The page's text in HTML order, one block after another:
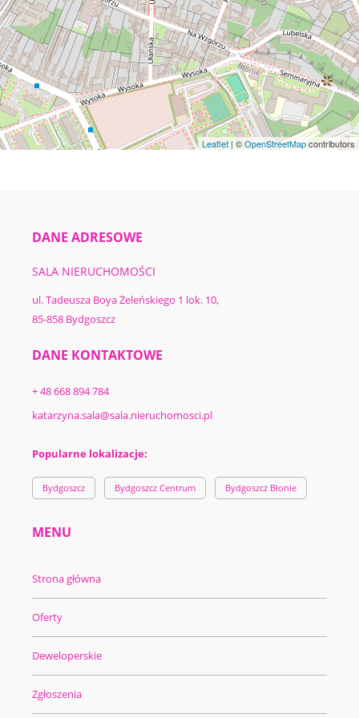
Leaflet | ©OpenStreetMapcontributors
DANE ADRESOWE
SALA NIERUCHOMOŚCI
ul. Tadeusza Boya Żeleńskiego 1 lok. 10,
85-858 Bydgoszcz
DANE KONTAKTOWE
+ 48 668 894 784
katarzyna.sala@sala.nieruchomosci.pl
Popularne lokalizacje:
Bydgoszcz Bydgoszcz Centrum Bydgoszcz Błonie
MENU
Strona główna
Oferty
Deweloperskie
Zgłoszenia